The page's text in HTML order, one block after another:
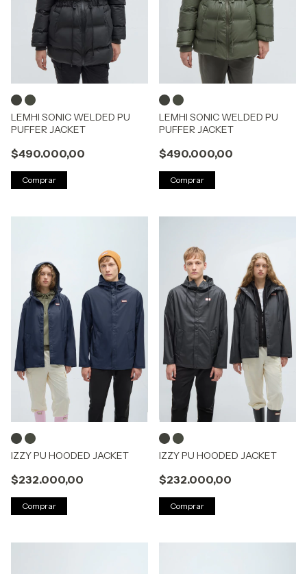
LEMHI SONIC WELDED PU
PUFFER JACKET
$490.000,00
Comprar
LEMHI SONIC WELDED PU
PUFFER JACKET
$490.000,00
Comprar
IZZY PU HOODED JACKET
$232.000,00
Comprar
IZZY PU HOODED JACKET
$232.000,00
Comprar